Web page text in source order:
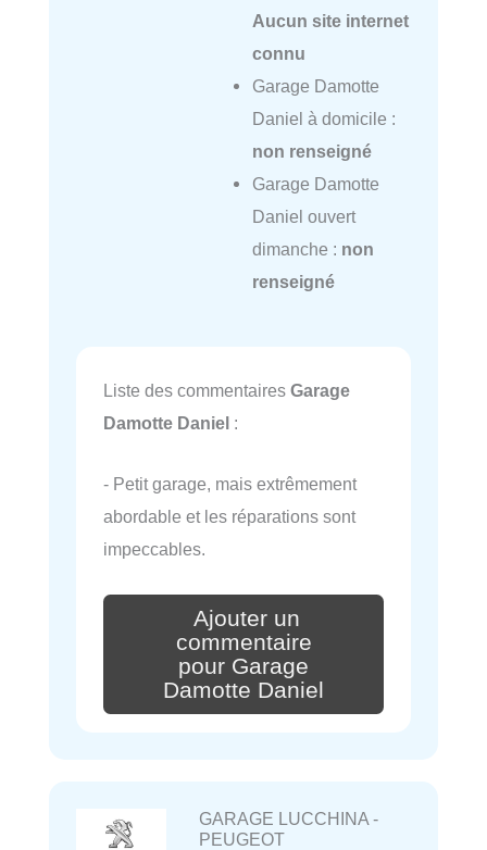
Aucun site internet
connu
Garage Damotte
Daniel à domicile :
non renseigné
Garage Damotte
Daniel ouvert
dimanche : non
renseigné
Liste des commentaires Garage
Damotte Daniel :
- Petit garage, mais extrêmement
abordable et les réparations sont
impeccables.
Ajouter un
commentaire
pour Garage
Damotte Daniel
GARAGE LUCCHINA -
PEUGEOT